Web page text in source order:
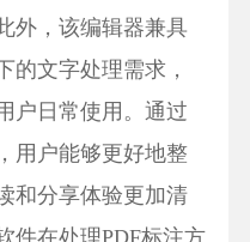
外，该编辑器兼具
的文字处理需求，
户日常使用。通过
用户能够更好地整
和分享体验更加清